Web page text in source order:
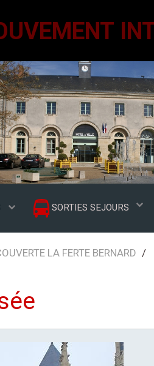
SORTIES SEJOURS
LA FERTE BERNARD